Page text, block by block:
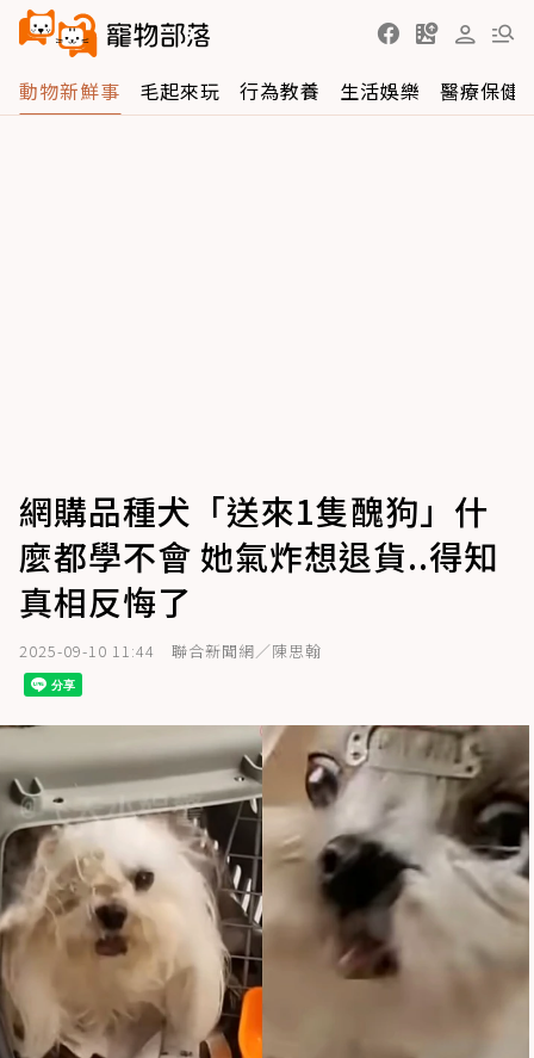
動物新鮮事 毛起來玩 行為教養 生活娛樂 醫療保健
網購品種犬「送來1隻醜狗」什
麼都學不會 她氣炸想退貨..得知
真相反悔了
2025-09-10 11:44 聯合新聞網／陳思翰